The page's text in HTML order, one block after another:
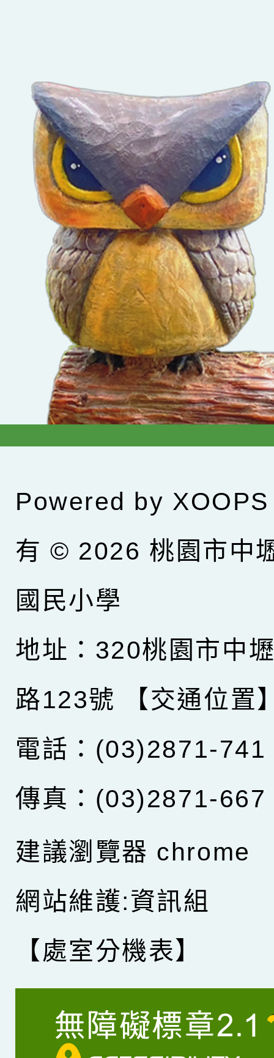
Powered by XOOPS
有 © 2026 桃園市中
國民小學
地址：320桃園市中
路123號
【交通位置
電話：(03)2871-741
傳真：(03)2871-667
建議瀏覽器 chrome
網站維護:資訊組
【處室分機表】